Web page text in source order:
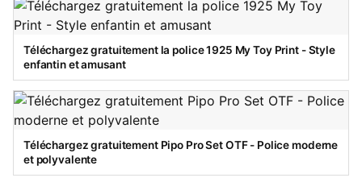
Téléchargez gratuitement la police 1925 My Toy Print - Style
enfantin et amusant
Téléchargez gratuitement Pipo Pro Set OTF - Police moderne
et polyvalente